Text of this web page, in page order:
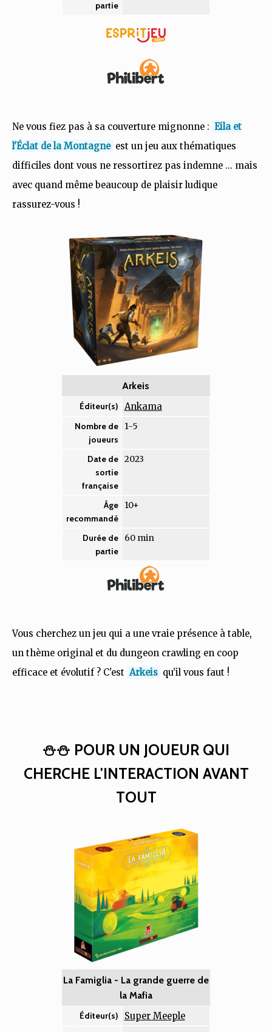
partie
Ne vous fiez pas à sa couverture mignonne : Eila et
l'Éclat de la Montagne est un jeu aux thématiques
difficiles dont vous ne ressortirez pas indemne ... mais
avec quand même beaucoup de plaisir ludique
rassurez-vous !
Arkeis
Éditeur(s) Ankama
Nombre de
joueurs
1-5
Date de
sortie
française
2023
Âge
recommandé
10+
Durée de
partie
60 min
Vous cherchez un jeu qui a une vraie présence à table,
un thème original et du dungeon crawling en coop
efficace et évolutif ? C'est Arkeis qu'il vous faut !
⛄⛄ POUR UN JOUEUR QUI
CHERCHE L'INTERACTION AVANT
TOUT
La Famiglia - La grande guerre de
la Mafia
Éditeur(s) Super Meeple